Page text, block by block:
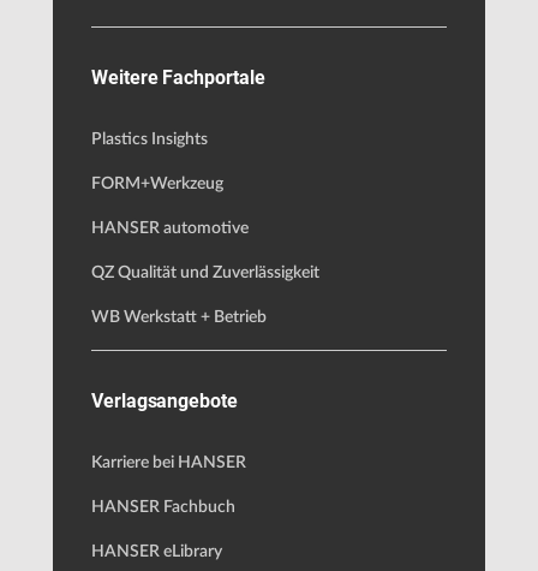
Weitere Fachportale
Plastics Insights
FORM+Werkzeug
HANSER automotive
QZ Qualität und Zuverlässigkeit
WB Werkstatt + Betrieb
Verlagsangebote
Karriere bei HANSER
HANSER Fachbuch
HANSER eLibrary